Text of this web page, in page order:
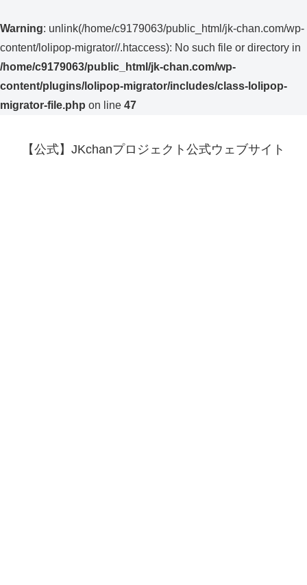
Warning: unlink(/home/c9179063/public_html/jk-chan.com/wp-
content/lolipop-migrator//.htaccess): No such file or directory in
/home/c9179063/public_html/jk-chan.com/wp-
content/plugins/lolipop-migrator/includes/class-lolipop-
migrator-file.php on line 47
【公式】JKchanプロジェクト公式ウェブサイト